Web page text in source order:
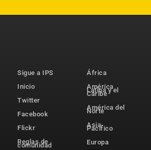
Sigue a IPS
Inicio
Twitter
Facebook
Flickr
Reglas de
comunidad
África
América
Latina y el
Caribe
América del
Norte
Asia-
Pacífico
Europa